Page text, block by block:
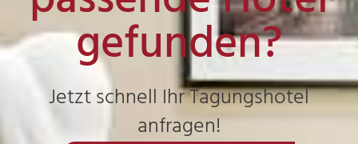
gefunden?
Jetzt schnell Ihr Tagungshotel
anfragen!